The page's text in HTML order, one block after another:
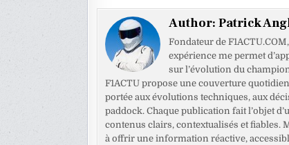
Author: Patrick
Fondateur de
expérience me permet
sur l’évolution du
F1ACTU propose une couverture
portée aux évolutions techniques, aux
paddock. Chaque publication fait l’objet
contenus clairs, contextualisés et fiables.
à offrir une information réactive,